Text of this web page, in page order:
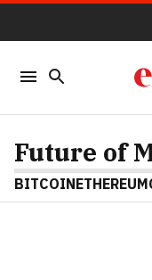
Future of
BITCOINETHEREUM